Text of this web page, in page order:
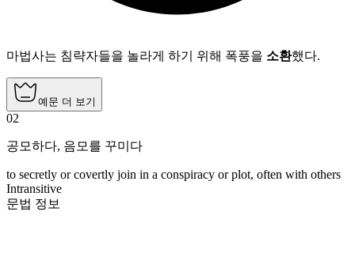
마법사는 침략자들을 놀라게 하기 위해 폭풍을 소환했다.
예문 더 보기
02
공모하다, 음모를 꾸미다
to secretly or covertly join in a conspiracy or plot, often with others
Intransitive
문법 정보